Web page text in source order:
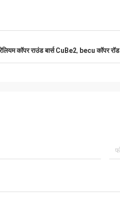
कॉपर राउंड बार्स CuBe2, becu कॉपर रॉड